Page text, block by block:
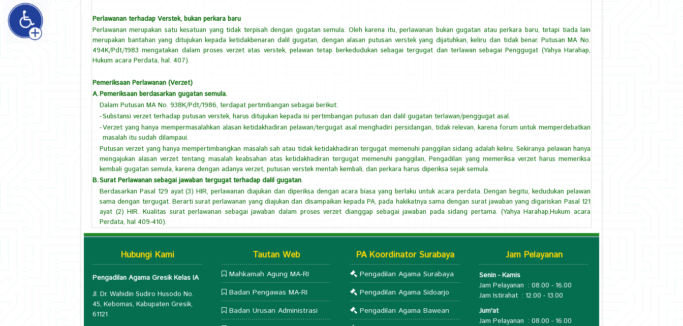
Perlawanan terhadap Verstek, bukan perkara baru
Perlawanan merupakan satu kesatuan yang tidak terpisah dengan gugatan semula. Oleh karena itu, perlawanan bukan gugatan atau perkara baru, tetapi tiada lain
merupakan bantahan yang ditujukan kepada ketidakbenaran dalil gugatan, dengan alasan putusan verstek yang dijatuhkan, keliru dan tidak benar. Putusan MA No.
494K/Pdt/1983 mengatakan dalam proses verzet atas verstek, pelawan tetap berkedudukan sebagai tergugat dan terlawan sebagai Penggugat (Yahya Harahap,
Hukum acara Perdata, hal. 407).
Pemeriksaan Perlawanan (Verzet)
A.Pemeriksaan berdasarkan gugatan semula.
Dalam Putusan MA No. 938K/Pdt/1986, terdapat pertimbangan sebagai berikut:
-Substansi verzet terhadap putusan verstek, harus ditujukan kepada isi pertimbangan putusan dan dalil gugatan terlawan/penggugat asal.
-Verzet yang hanya mempermasalahkan alasan ketidakhadiran pelawan/tergugat asal menghadiri persidangan, tidak relevan, karena forum untuk memperdebatkan
masalah itu sudah dilampaui.
Putusan verzet yang hanya mempertimbangkan masalah sah atau tidak ketidakhadiran tergugat memenuhi panggilan sidang adalah keliru. Sekiranya pelawan hanya
mengajukan alasan verzet tentang masalah keabsahan atas ketidakhadiran tergugat memenuhi panggilan, Pengadilan yang memeriksa verzet harus memeriksa
kembali gugatan semula, karena dengan adanya verzet, putusan verstek mentah kembali, dan perkara harus diperiksa sejak semula.
B.Surat Perlawanan sebagai jawaban tergugat terhadap dalil gugatan.
Berdasarkan Pasal 129 ayat (3) HIR, perlawanan diajukan dan diperiksa dengan acara biasa yang berlaku untuk acara perdata. Dengan begitu, kedudukan pelawan
sama dengan tergugat. Berarti surat perlawanan yang diajukan dan disampaikan kepada PA, pada hakikatnya sama dengan surat jawaban yang digariskan Pasal 121
ayat (2) HIR. Kualitas surat perlawanan sebagai jawaban dalam proses verzet dianggap sebagai jawaban pada sidang pertama. (Yahya Harahap,Hukum acara
Perdata, hal 409-410).
Hubungi Kami
Pengadilan Agama Gresik Kelas IA
Jl. Dr. Wahidin Sudiro Husodo No.
45, Kebomas, Kabupaten Gresik,
61121
Tautan Web
Mahkamah Agung MA-RI
Badan Pengawas MA-RI
Badan Urusan Administrasi
PA Koordinator Surabaya
Pengadilan Agama Surabaya
Pengadilan Agama Sidoarjo
Pengadilan Agama Bawean
Jam Pelayanan
Senin - Kamis
Jam Pelayanan : 08.00 - 16.00
Jam Istirahat : 12.00 - 13.00
Jum'at
Jam Pelayanan : 08.00 - 16.00